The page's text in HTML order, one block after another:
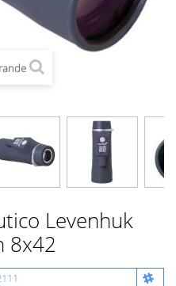
Levenhuk
8x42